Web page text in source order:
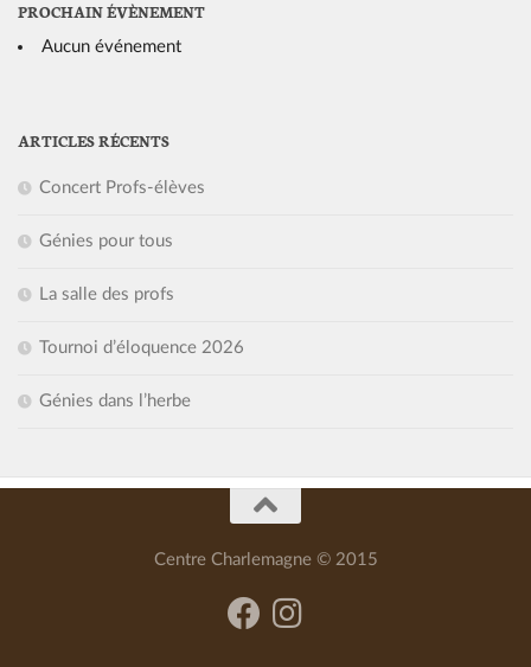
PROCHAIN ÉVÈNEMENT
Aucun événement
ARTICLES RÉCENTS
Concert Profs-élèves
Génies pour tous
La salle des profs
Tournoi d’éloquence 2026
Génies dans l’herbe
Centre Charlemagne © 2015